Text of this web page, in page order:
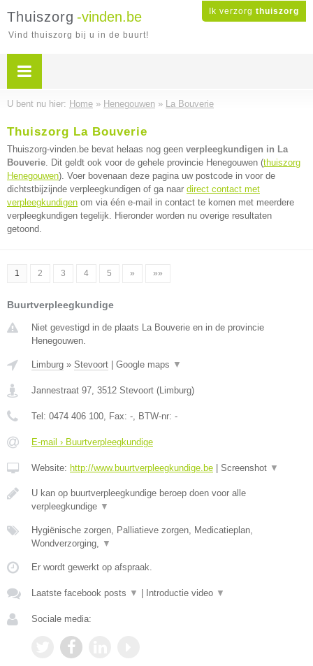
Ik verzorg thuiszorg
Thuiszorg -vinden.be
Vind thuiszorg bij u in de buurt!
U bent nu hier: Home » Henegouwen » La Bouverie
Thuiszorg La Bouverie
Thuiszorg-vinden.be bevat helaas nog geen verpleegkundigen in La
Bouverie. Dit geldt ook voor de gehele provincie Henegouwen (thuiszorg
Henegouwen). Voer bovenaan deze pagina uw postcode in voor de
dichtstbijzijnde verpleegkundigen of ga naar direct contact met
verpleegkundigen om via één e-mail in contact te komen met meerdere
verpleegkundigen tegelijk. Hieronder worden nu overige resultaten
getoond.
1 2 3 4 5 » »»
Buurtverpleegkundige
Niet gevestigd in de plaats La Bouverie en in de provincie
Henegouwen.
Limburg » Stevoort Google maps ▼
Jannestraat 97, 3512 Stevoort (Limburg)
Tel: 0474 406 100, Fax: -, BTW-nr: -
E-mail › Buurtverpleegkundige
Website: http://www.buurtverpleegkundige.be Screenshot ▼
U kan op buurtverpleegkundige beroep doen voor alle
verpleegkundige ▼
Hygiënische zorgen, Palliatieve zorgen, Medicatieplan,
Wondverzorging, ▼
Er wordt gewerkt op afspraak.
Laatste facebook posts ▼ Introductie video ▼
Sociale media: